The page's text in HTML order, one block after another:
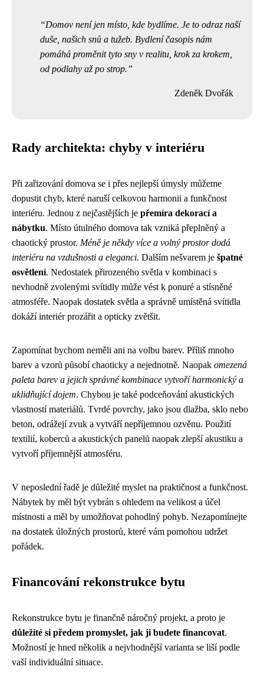
Domov není jen místo, kde bydlíme. Je to odraz naší
duše, našich snů a tužeb. Bydlení časopis nám
pomáhá proměnit tyto sny v realitu, krok za krokem,
od podlahy až po strop.
Zdeněk Dvořák
Rady architekta: chyby v interiéru
Při zařizování domova se i přes nejlepší úmysly můžeme
dopustit chyb, které naruší celkovou harmonii a funkčnost
interiéru. Jednou z nejčastějších je přemíra dekorací a
nábytku. Místo útulného domova tak vzniká přeplněný a
chaotický prostor. Méně je někdy více a volný prostor dodá
interiéru na vzdušnosti a eleganci. Dalším nešvarem je špatné
osvětlení. Nedostatek přirozeného světla v kombinaci s
nevhodně zvolenými svítidly může vést k ponuré a stísněné
atmosféře. Naopak dostatek světla a správně umístěná svítidla
dokáží interiér prozářit a opticky zvětšit.
Zapomínat bychom neměli ani na volbu barev. Příliš mnoho
barev a vzorů působí chaoticky a nejednotně. Naopak omezená
paleta barev a jejich správné kombinace vytvoří harmonický a
uklidňující dojem. Chybou je také podceňování akustických
vlastností materiálů. Tvrdé povrchy, jako jsou dlažba, sklo nebo
beton, odrážejí zvuk a vytváří nepříjemnou ozvěnu. Použití
textilií, koberců a akustických panelů naopak zlepší akustiku a
vytvoří příjemnější atmosféru.
V neposlední řadě je důležité myslet na praktičnost a funkčnost.
Nábytek by měl být vybrán s ohledem na velikost a účel
místnosti a měl by umožňovat pohodlný pohyb. Nezapomínejte
na dostatek úložných prostorů, které vám pomohou udržet
pořádek.
Financování rekonstrukce bytu
Rekonstrukce bytu je finančně náročný projekt, a proto je
důležité si předem promyslet, jak ji budete financovat.
Možností je hned několik a nejvhodnější varianta se liší podle
vaší individuální situace.